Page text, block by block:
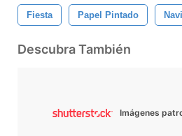
Fiesta Papel Pintado
Descubra También
Imágenes